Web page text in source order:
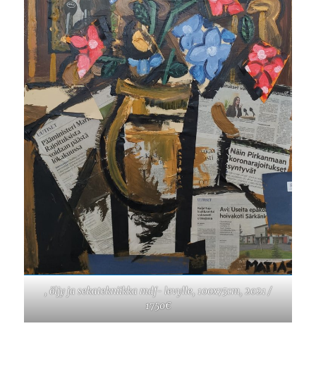
, öljy ja sekatekniikka mdf- levylle, 100x75cm, 2021 /
1750€